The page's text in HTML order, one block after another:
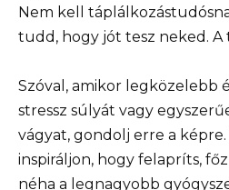
Nem kell
tudd, hogy jót tesz neked. A
Szóval, amikor legközelebb
stressz súlyát vagy
vágyat, gondolj erre a
inspiráljon, hogy felapríts,
néha a legnagyobb